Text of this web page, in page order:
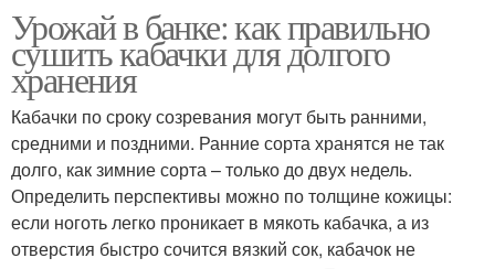
Урожай в банке: как правильно
сушить кабачки для долгого
хранения
Кабачки по сроку созревания могут быть ранними,
средними и поздними. Ранние сорта хранятся не так
долго, как зимние сорта – только до двух недель.
Определить перспективы можно по толщине кожицы:
если ноготь легко проникает в мякоть кабачка, а из
отверстия быстро сочится вязкий сок, кабачок не